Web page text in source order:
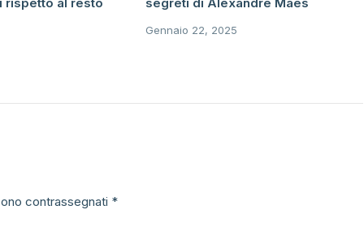
Gennaio 22, 2025
contrassegnati *